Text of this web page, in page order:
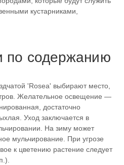
кустарниками,
по содержанию
'Rosea' выбирают место,
Желательное освещение —
достаточно
Уход заключается в
На зиму может
мульчирование. При угрозе
к цветению растение следует